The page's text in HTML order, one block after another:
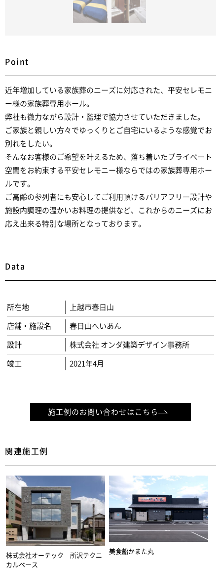
Point
近年増加している家族葬のニーズに対応された、平安セレモニ
ー様の家族葬専用ホール。
弊社も微力ながら設計・監理で協力させていただきました。
ご家族と親しい方々でゆっくりとご自宅にいるような感覚でお
別れをしたい。
そんなお客様のご希望を叶えるため、落ち着いたプライベート
空間をお約束する平安セレモニー様ならではの家族葬専用ホー
ルです。
ご高齢の参列者にも安心してご利用頂けるバリアフリー設計や
施設内調理の温かいお料理の提供など、これからのニーズにお
応え出来る特別な場所となっております。
Data
所在地 上越市春日山
店舗・施設名 春日山へいあん
設計 株式会社 オンダ建築デザイン事務所
竣工 2021年4月
施工例のお問い合わせはこちら
関連施工例
株式会社オーテック 所沢テクニ
カルベース
美食船かまた丸